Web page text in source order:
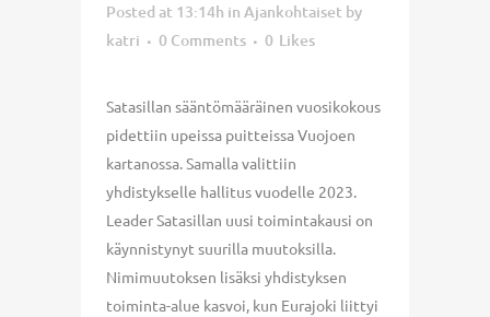
Posted at 13:14h in Ajankohtaiset by
katri
0 Comments 0 Likes
Satasillan sääntömääräinen vuosikokous
pidettiin upeissa puitteissa Vuojoen
kartanossa. Samalla valittiin
yhdistykselle hallitus vuodelle 2023.
Leader Satasillan uusi toimintakausi on
käynnistynyt suurilla muutoksilla.
Nimimuutoksen lisäksi yhdistyksen
toiminta-alue kasvoi, kun Eurajoki liittyi